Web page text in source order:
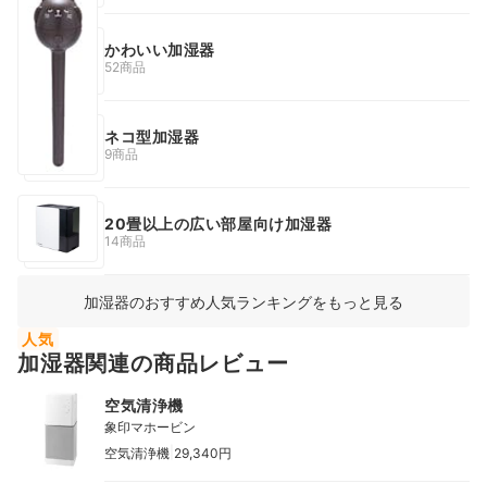
かわいい加湿器
52商品
ネコ型加湿器
9商品
20畳以上の広い部屋向け加湿器
14商品
加湿器のおすすめ人気ランキングをもっと見る
人気
加湿器関連の商品レビュー
空気清浄機
象印マホービン
空気清浄機 29,340円